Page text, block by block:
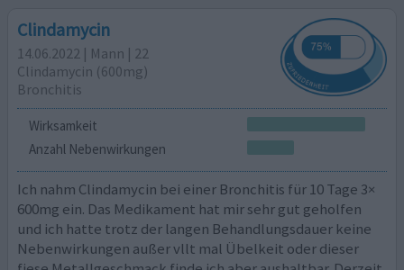
Clindamycin
14.06.2022 | Mann | 22
Clindamycin (600mg)
Bronchitis
Wirksamkeit
Anzahl Nebenwirkungen
Ich nahm Clindamycin bei einer Bronchitis für 10 Tage 3×
600mg ein. Das Medikament hat mir sehr gut geholfen
und ich hatte trotz der langen Behandlungsdauer keine
Nebenwirkungen außer vllt mal Übelkeit oder dieser